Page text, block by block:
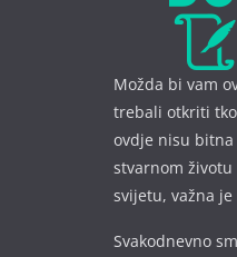
Možda bi vam
trebali otkriti
ovdje nisu bitna
stvarnom
svijetu, važna
Svakodnevno